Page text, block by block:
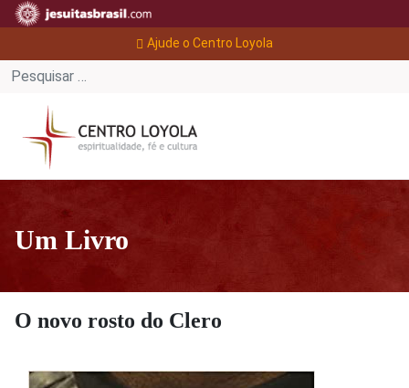
Ajude o Centro Loyola
Um Livro
O novo rosto do Clero